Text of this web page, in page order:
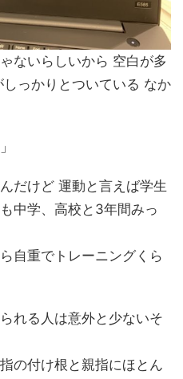
ないらしいから 空白が多
っかりとついている なか
だけど 運動と言えば学生
中学、高校と3年間みっ
自重でトレーニングくら
れる人は意外と少ないそ
の付け根と親指にほとん